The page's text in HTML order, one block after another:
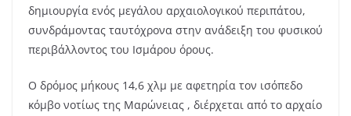
δημιουργία ενός μεγάλου αρχαιολογικού περιπάτου,
συνδράμοντας ταυτόχρονα στην ανάδειξη του φυσικού
περιβάλλοντος του Ισμάρου όρους.
Ο δρόμος μήκους 14,6 χλμ με αφετηρία τον ισόπεδο
κόμβο νοτίως της Μαρώνειας , διέρχεται από το αρχαίο